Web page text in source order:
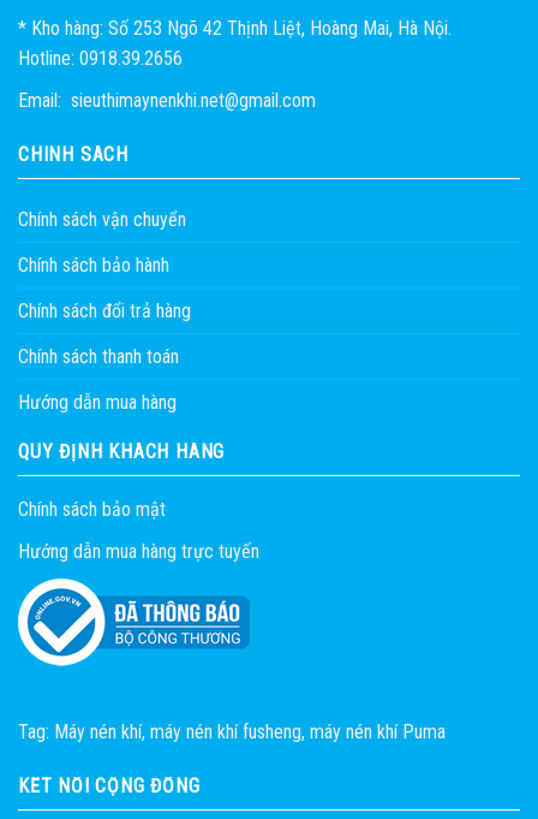
* Kho hàng: Số 253 Ngõ 42 Thịnh Liệt, Hoàng Mai, Hà Nội.
Hotline: 0918.39.2656
Email: sieuthimaynenkhi.net@gmail.com
CHÍNH SÁCH
Chính sách vận chuyển
Chính sách bảo hành
Chính sách đổi trả hàng
Chính sách thanh toán
Hướng dẫn mua hàng
QUY ĐỊNH KHÁCH HÀNG
Chính sách bảo mật
Hướng dẫn mua hàng trực tuyến
Tag: Máy nén khí, máy nén khí fusheng, máy nén khí Puma
KẾT NỐI CỘNG ĐỒNG